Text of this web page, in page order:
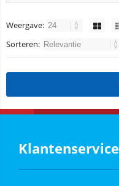
Weergave:
Sorteren:
Klantenservice